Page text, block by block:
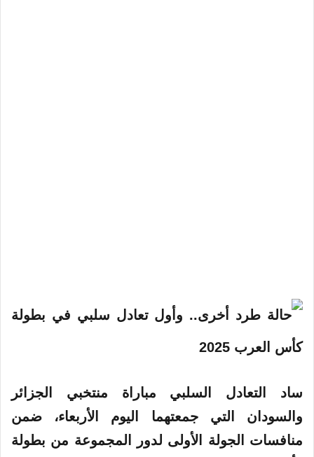
ساد التعادل السلبي مباراة منتخبي الجزائر
والسودان التي جمعتهما اليوم الأربعاء، ضمن
منافسات الجولة الأولى لدور المجموعة من بطولة